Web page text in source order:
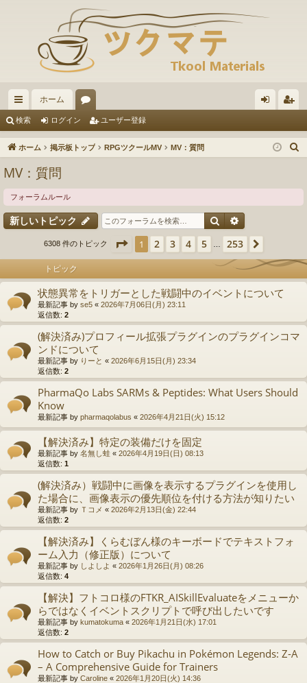
イ
ッ
ン
ク
ホーム
ー イ ザ
検索 ログイン ユーザー登録
ホーム 掲示板トップ RPGツクールMV MV：質問
MV：質問
フォーラムルール
新しいトピック 検索
6308 件のトピック ページ ／ 253
1 2 3 4 5 253
トピック
状態異常をトリガーとした戦闘中のイベントについて
最新記事 by se5 « 2026年7月06日(月) 23:11
返信数: 2
(解決済み)プロフィール拡張プラグインのプラグインコマ
ンドについて
最新記事 by りーと « 2026年6月15日(月) 23:34
返信数: 2
PharmaQo Labs SARMs & Peptides: What Users Should
Know
最新記事 by pharmaqolabus « 2026年4月21日(火) 15:12
【解決済み】特定の装備だけを固定
最新記事 by 名無し蛙 « 2026年4月19日(日) 08:13
返信数: 1
(解決済み）戦闘中に画像を表示するプラグインを使用し
た場合に、画像表示の優先順位を付ける方法が知りたい
最新記事 by Ｔコメ « 2026年2月13日(金) 22:44
返信数: 2
【解決済み】くらむぼん様のキーボードでテキストフォ
ーム入力（修正版）について
最新記事 by しよしよ « 2026年1月26日(月) 08:26
返信数: 4
【解決】フトコロ様のFTKR_AISkillEvaluateをメニューか
らではなくイベントスクリプトで呼び出したいです
最新記事 by kumatokuma « 2026年1月21日(水) 17:01
返信数: 2
How to Catch or Buy Pikachu in Pokémon Legends: Z-A
– A Comprehensive Guide for Trainers
最新記事 by Caroline « 2026年1月20日(火) 14:36